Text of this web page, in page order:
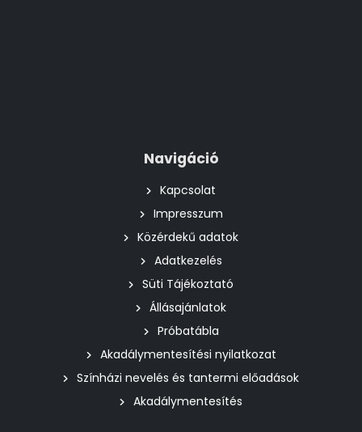
Navigáció
Kapcsolat
Impresszum
Közérdekű adatok
Adatkezelés
Süti Tájékoztató
Állásajánlatok
Próbatábla
Akadálymentesítési nyilatkozat
Színházi nevelés és tantermi előadások
Akadálymentesítés